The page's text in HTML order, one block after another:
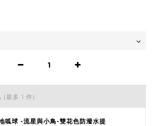
(最多 1 件)
呱球 -流星與小鳥-雙花色防潑水提